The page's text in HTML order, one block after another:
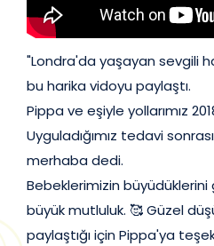
"Londra'da yaşayan sevgili
bu harika vidoyu paylaştı.
Pippa ve eşiyle yollarımız
Uyguladığımız tedavi
merhaba dedi.
Bebeklerimizin
büyük mutluluk. 🥰 Güzel
paylaştığı için Pippa'ya